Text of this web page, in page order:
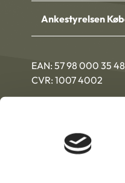
Ankestyrelsen
EAN: 57 98 000 35 48
CVR: 1007 4002